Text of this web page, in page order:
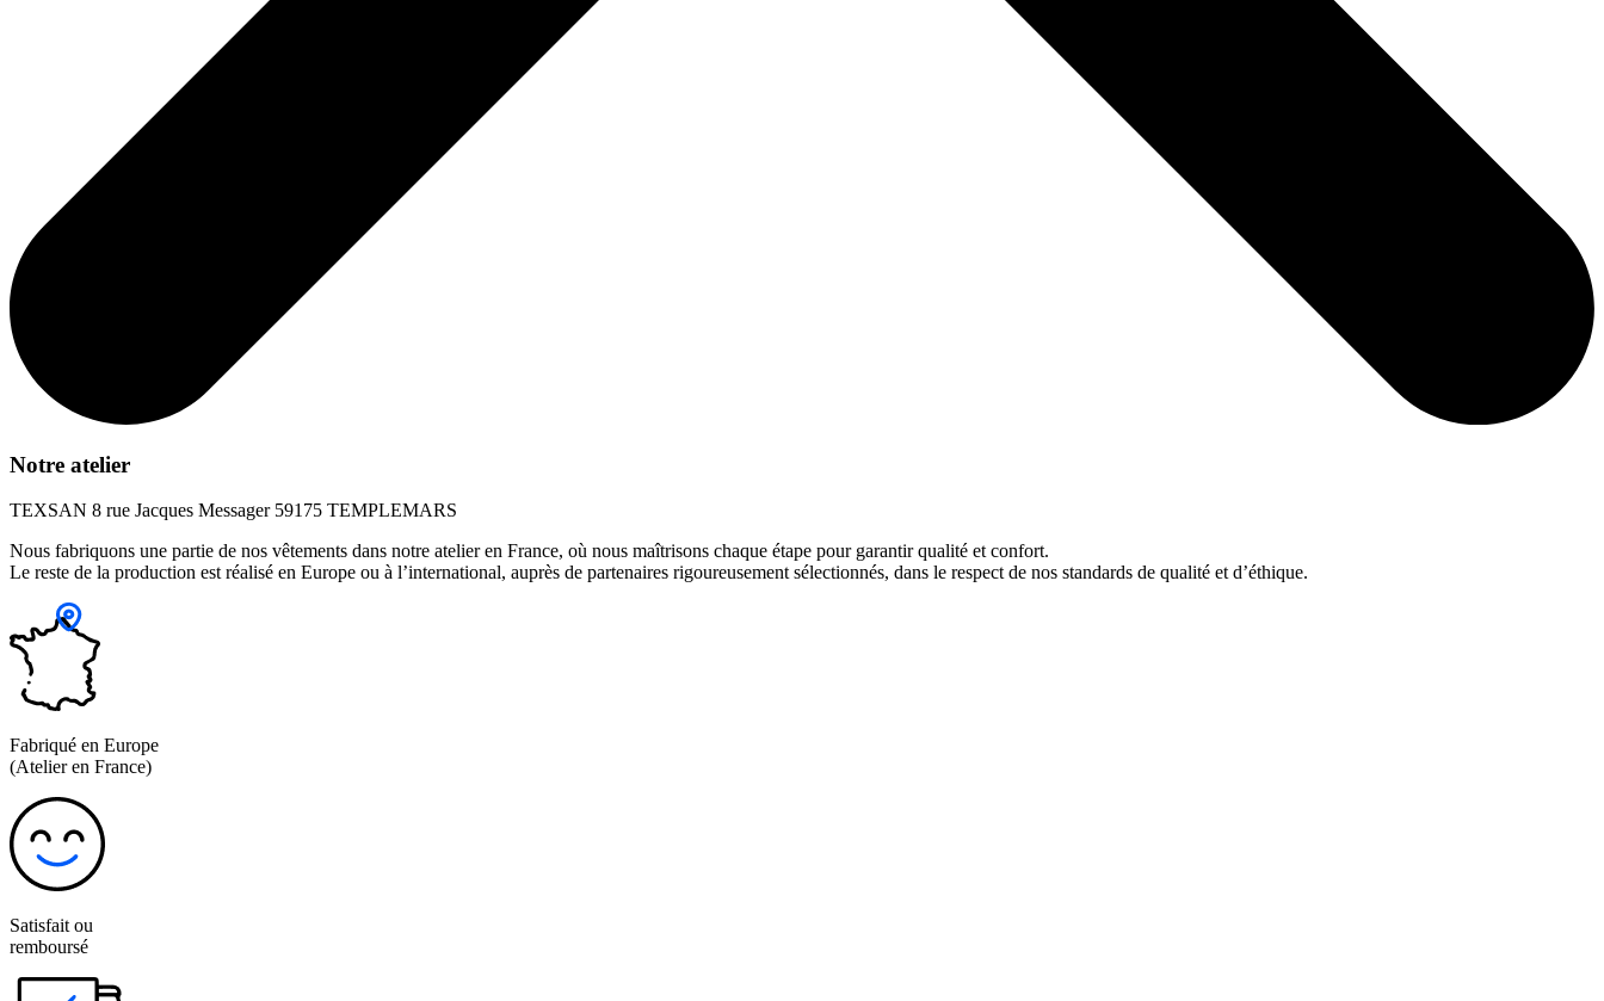
Notre atelier
TEXSAN 8 rue Jacques Messager 59175 TEMPLEMARS
Nous fabriquons une partie de nos vêtements dans notre atelier en France, où nous maîtrisons chaque étape pour garantir qualité et confort.
Le reste de la production est réalisé en Europe ou à l’international, auprès de partenaires rigoureusement sélectionnés, dans le respect de nos standards de qualité et d’éthique.
Fabriqué en Europe
(Atelier en France)
Satisfait ou
remboursé